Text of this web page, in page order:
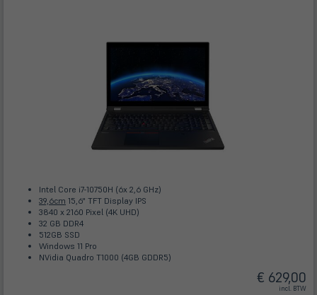
Intel Core i7-10750H (6x 2,6 GHz)
39,6cm 15,6" TFT Display IPS
3840 x 2160 Pixel (4K UHD)
32 GB DDR4
512GB SSD
Windows 11 Pro
NVidia Quadro T1000 (4GB GDDR5)
€ 629,00
incl. BTW